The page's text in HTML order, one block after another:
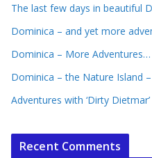
The last few days in beautiful
Dominica – and yet more
Dominica – More Adventures…
Dominica – the Nature Island
Adventures with ‘Dirty
Recent Comments